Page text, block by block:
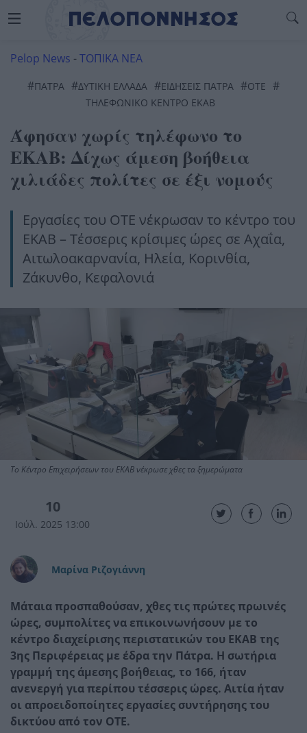
Pelop News -ΤΟΠΙΚΑ ΝΕΑ
#ΠΆΤΡΑ #ΔΥΤΙΚΉ ΕΛΛΆΔΑ #ΕΙΔΗΣΕΙΣ ΠΑΤΡΑ #ΟΤΕ #
ΤΗΛΕΦΩΝΙΚΟ ΚΕΝΤΡΟ ΕΚΑΒ
Άφησαν χωρίς τηλέφωνο το
ΕΚΑΒ: Δίχως άμεση βοήθεια
χιλιάδες πολίτες σε έξι νομούς
Εργασίες του ΟΤΕ νέκρωσαν το κέντρο του
ΕΚΑΒ – Τέσσερις κρίσιμες ώρες σε Αχαΐα,
Αιτωλοακαρνανία, Ηλεία, Κορινθία,
Ζάκυνθο, Κεφαλονιά
Το Κέντρο Επιχειρήσεων του ΕΚΑΒ νέκρωσε χθες τα ξημερώματα
10
Ιούλ. 2025 13:00
Μαρίνα Ριζογιάννη
Μάταια προσπαθούσαν, χθες τις πρώτες πρωινές
ώρες, συμπολίτες να επικοινωνήσουν με το
κέντρο διαχείρισης περιστατικών του ΕΚΑΒ της
3ης Περιφέρειας με έδρα την Πάτρα. Η σωτήρια
γραμμή της άμεσης βοήθειας, το 166, ήταν
ανενεργή για περίπου τέσσερις ώρες. Αιτία ήταν
οι απροειδοποίητες εργασίες συντήρησης του
δικτύου από τον ΟΤΕ.